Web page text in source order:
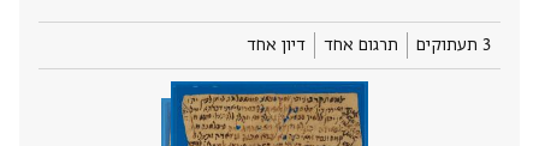
3 תעתוקים תרגום אחד דיון אחד